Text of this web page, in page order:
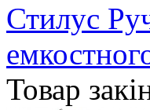
Стилус
Товар